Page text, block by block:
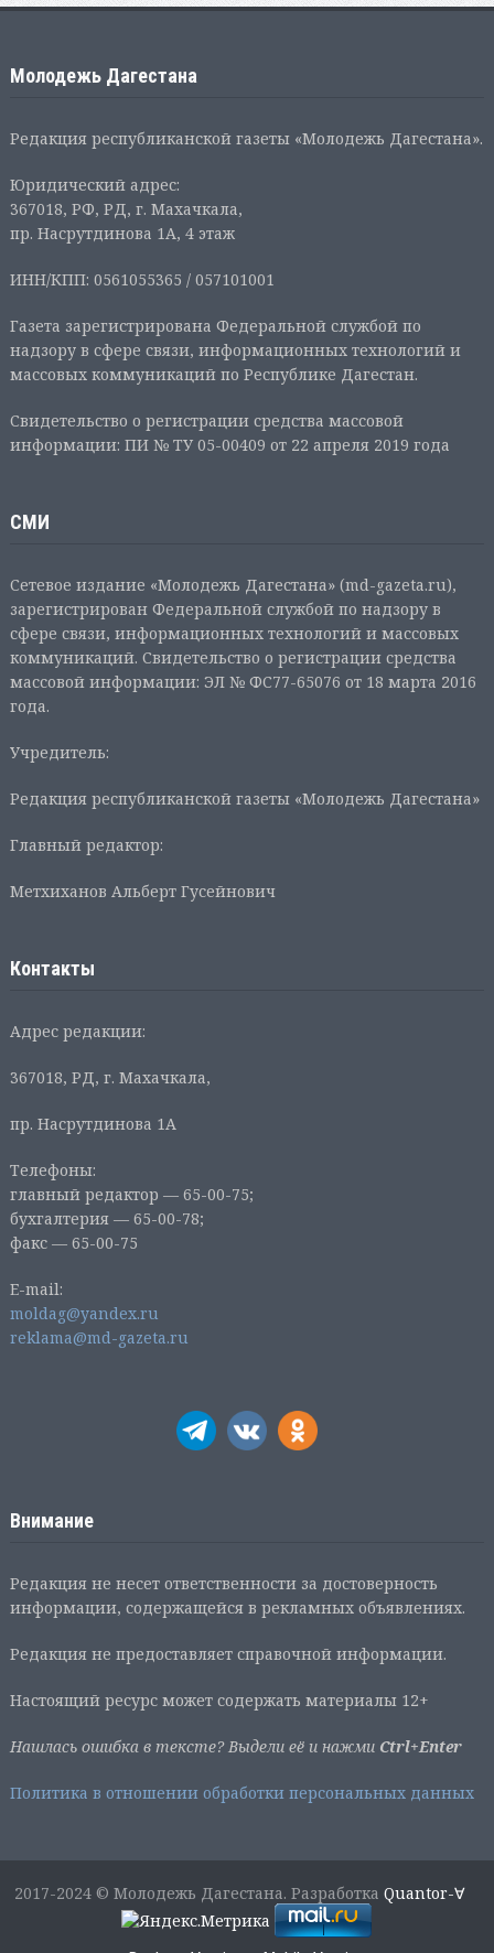
Молодежь Дагестана
Редакция республиканской газеты «Молодежь Дагестана».
Юридический адрес:
367018, РФ, РД, г. Махачкала,
пр. Насрутдинова 1А, 4 этаж
ИНН/КПП: 0561055365 / 057101001
Газета зарегистрирована Федеральной службой по
надзору в сфере связи, информационных технологий и
массовых коммуникаций по Республике Дагестан.
Свидетельство о регистрации средства массовой
информации: ПИ № ТУ 05-00409 от 22 апреля 2019 года
СМИ
Сетевое издание «Молодежь Дагестана» (md-gazeta.ru),
зарегистрирован Федеральной службой по надзору в
сфере связи, информационных технологий и массовых
коммуникаций. Свидетельство о регистрации средства
массовой информации: ЭЛ № ФС77-65076 от 18 марта 2016
года.
Учредитель:
Редакция республиканской газеты «Молодежь Дагестана»
Главный редактор:
Метхиханов Альберт Гусейнович
Контакты
Адрес редакции:
367018, РД, г. Махачкала,
пр. Насрутдинова 1А
Телефоны:
главный редактор — 65-00-75;
бухгалтерия — 65-00-78;
факс — 65-00-75
E-mail:
moldag@yandex.ru
reklama@md-gazeta.ru
Внимание
Редакция не несет ответственности за достоверность
информации, содержащейся в рекламных объявлениях.
Редакция не предоставляет справочной информации.
Настоящий ресурс может содержать материалы 12+
Нашлась ошибка в тексте? Выдели её и нажми Ctrl+Enter
Политика в отношении обработки персональных данных
2017-2024 © Молодежь Дагестана. РазработкаQuantor-∀